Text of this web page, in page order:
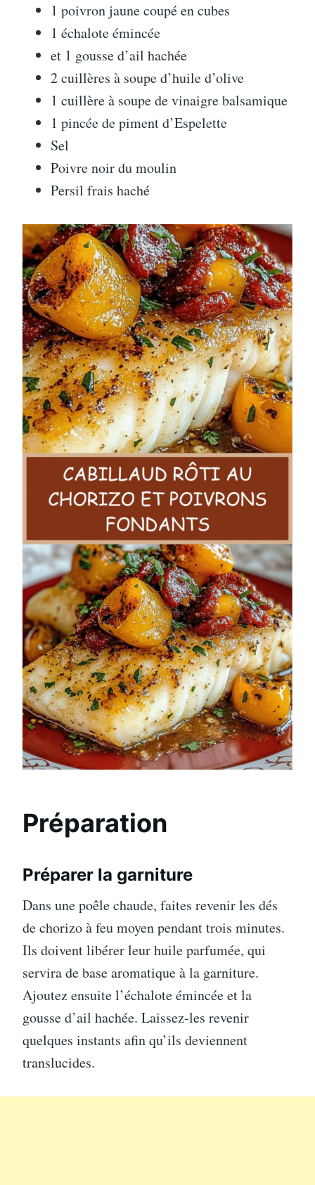
1 poivron jaune coupé en cubes
1 échalote émincée
et 1 gousse d’ail hachée
2 cuillères à soupe d’huile d’olive
1 cuillère à soupe de vinaigre balsamique
1 pincée de piment d’Espelette
Sel
Poivre noir du moulin
Persil frais haché
Préparation
Préparer la garniture
Dans une poêle chaude, faites revenir les dés
de chorizo à feu moyen pendant trois minutes.
Ils doivent libérer leur huile parfumée, qui
servira de base aromatique à la garniture.
Ajoutez ensuite l’échalote émincée et la
gousse d’ail hachée. Laissez-les revenir
quelques instants afin qu’ils deviennent
translucides.